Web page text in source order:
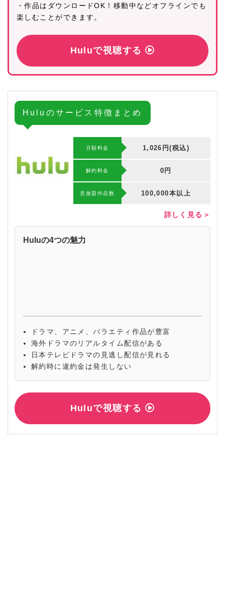
・作品はダウンロードOK！移動中などオフラインでも
楽しむことができます。
Huluで視聴する
Huluのサービス特徴まとめ
月額料金 1,026円(税込)
解約料⾦ 0円
⾒放題作品数 100,000本以上
詳しく見る＞
Huluの4つの魅力
ドラマ、アニメ、バラエティ作品が豊富
海外ドラマのリアルタイム配信がある
日本テレビドラマの見逃し配信が見れる
解約時に違約金は発生しない
Huluで視聴する